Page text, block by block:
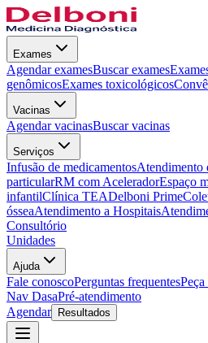
Exames
Agendar examesBuscar exames
genômicosExames toxicológicos
Vacinas
Agendar vacinasBuscar vacinas
Serviços
Infusão de medicamentosAtendimento
particularRM com AceleradorEspaço
infantilClínica TEADelboni Prime
ósseaAtendimento a Hospitais
Consultório
Unidades
Ajuda
Fale conoscoPerguntas frequentes
Nav DasaPré-atendimento
Agendar
Resultados